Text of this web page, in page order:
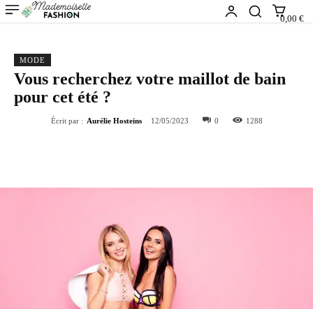
0,00 €
MODE
Vous recherchez votre maillot de bain
pour cet été ?
Écrit par : Aurélie Hosteins 12/05/2023 0 1288